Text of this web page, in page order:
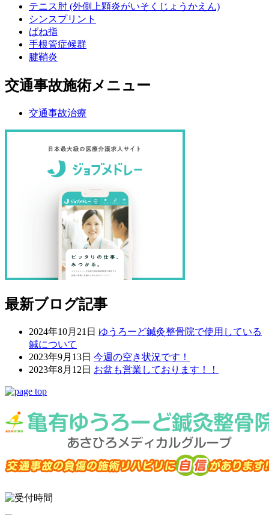
テニス肘 (外側上顆炎がいそくじょうかえん)
シンスプリント
ばね指
手根管症候群
腱鞘炎
交通事故施術メニュー
交通事故治療
最新ブログ記事
2024年10月21日 ゆうろーど鍼灸整骨院で使用している
鍼について
2023年9月13日 今週の空き状況です！
2023年8月12日 お盆も営業しております！！